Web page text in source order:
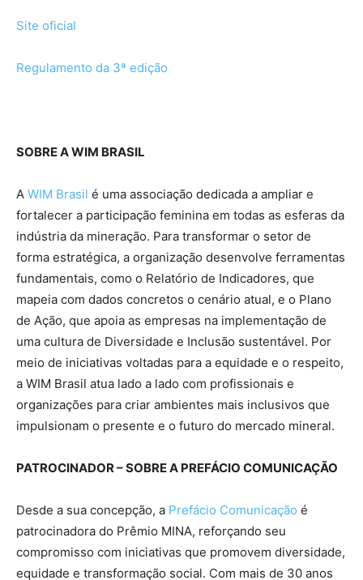
Site oficial
Regulamento da 3ª edição
SOBRE A WIM BRASIL
A WIM Brasil é uma associação dedicada a ampliar e
fortalecer a participação feminina em todas as esferas da
indústria da mineração. Para transformar o setor de
forma estratégica, a organização desenvolve ferramentas
fundamentais, como o Relatório de Indicadores, que
mapeia com dados concretos o cenário atual, e o Plano
de Ação, que apoia as empresas na implementação de
uma cultura de Diversidade e Inclusão sustentável. Por
meio de iniciativas voltadas para a equidade e o respeito,
a WIM Brasil atua lado a lado com profissionais e
organizações para criar ambientes mais inclusivos que
impulsionam o presente e o futuro do mercado mineral.
PATROCINADOR – SOBRE A PREFÁCIO COMUNICAÇÃO
Desde a sua concepção, a Prefácio Comunicação é
patrocinadora do Prêmio MINA, reforçando seu
compromisso com iniciativas que promovem diversidade,
equidade e transformação social. Com mais de 30 anos